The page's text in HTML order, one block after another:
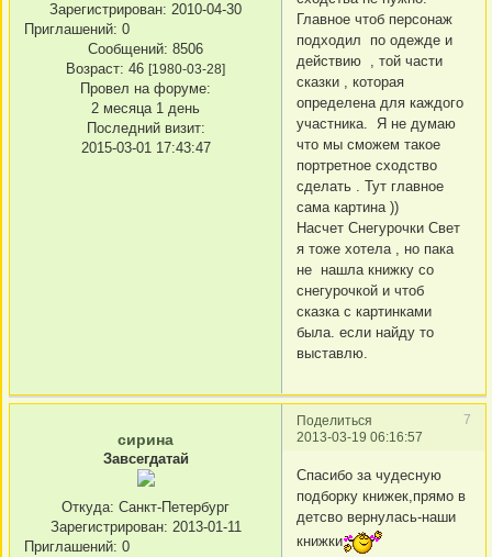
Зарегистрирован: 2010-04-30
Приглашений: 0
Сообщений: 8506
Возраст: 46 [1980-03-28]
Провел на форуме:
2 месяца 1 день
Последний визит:
2015-03-01 17:43:47
Главное чтоб персонаж
подходил по одежде и
действию , той части
сказки , которая
определена для каждого
участника. Я не думаю
что мы сможем такое
портретное сходство
сделать . Тут главное
сама картина ))
Насчет Снегурочки Свет
я тоже хотела , но пака
не нашла книжку со
снегурочкой и чтоб
сказка с картинками
была. если найду то
выставлю.
Поделиться
7
2013-03-19 06:16:57
сирина
Завсегдатай
Откуда: Санкт-Петербург
Зарегистрирован: 2013-01-11
Приглашений: 0
Спасибо за чудесную
подборку книжек,прямо в
детсво вернулась-наши
книжки